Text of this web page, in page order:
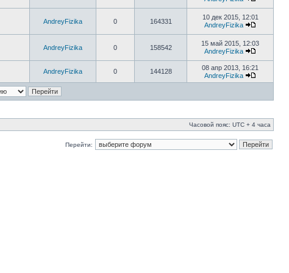
AndreyFizika 0 164331
10 дек 2015, 12:01
AndreyFizika
AndreyFizika 0 158542
15 май 2015, 12:03
AndreyFizika
AndreyFizika 0 144128
08 апр 2013, 16:21
AndreyFizika
Часовой пояс: UTC + 4 часа
Перейти: